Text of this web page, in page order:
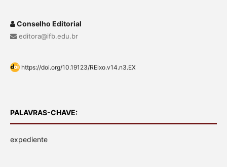
Conselho Editorial
editora@ifb.edu.br
https://doi.org/10.19123/REixo.v14.n3.EX
PALAVRAS-CHAVE:
expediente